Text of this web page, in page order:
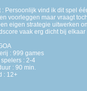
: Persoonlijk vind ik dit spel
voorleggen maar vraagt
eigen strategie uitwerken
vaak erg dicht bij
: 999 games
: 2-4
: 90 min.
: 12+